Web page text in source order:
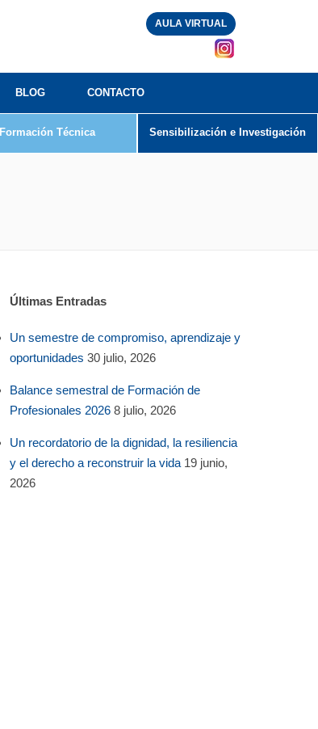
AULA VIRTUAL
BLOG CONTACTO
Formación Técnica Sensibilización e Investigación
Últimas Entradas
Un semestre de compromiso, aprendizaje y
oportunidades 30 julio, 2026
Balance semestral de Formación de
Profesionales 2026 8 julio, 2026
Un recordatorio de la dignidad, la resiliencia
y el derecho a reconstruir la vida 19 junio,
2026